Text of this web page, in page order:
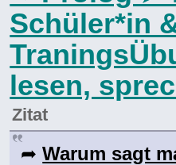
Schüler*in
lesen,
Zitat
➦Warum sagt